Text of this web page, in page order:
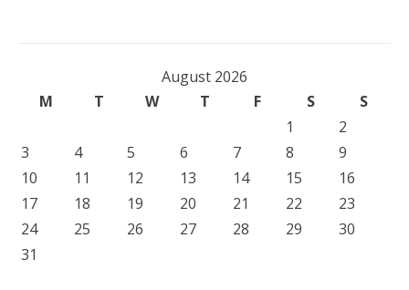
August 2026
M
T W T F S
S
1
2
3
4 5 6 7 8
9
10
11 12 13 14 15
16
17
18 19 20 21 22
23
24
25 26 27 28 29
30
31